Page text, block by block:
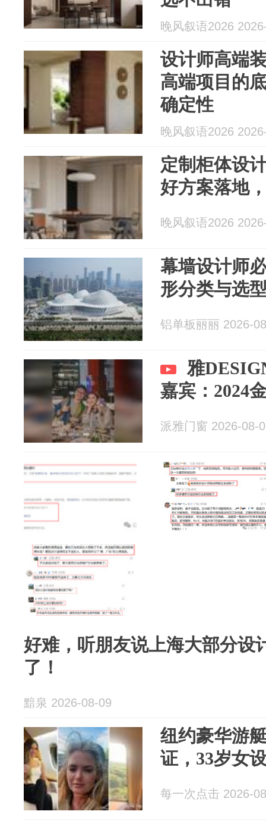
晚风叙语2026
设计师高端
高端项目的
确定性
晚风叙语2026
定制柜体设
好方案落地
晚风叙语2026
幕墙设计师
形分类与选
铝单板丽丽 2026-
雅
嘉宾：2024
派雅门窗 2026-08-
好难，听朋友说上海大部分设
了！
黯泉 2026-08-09
纽约豪华游
证，33岁女
每一次点击 2026-